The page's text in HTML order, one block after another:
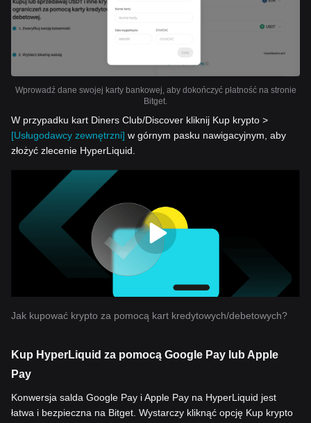
Wprowadź dane swojej karty bankowej, aby dokończyć płatność na stronie
Bitget.
W przypadku kart Diners Club/Discover kliknij Kup krypto >
[Usługodawcy zewnętrzni] w górnym pasku nawigacyjnym, aby
złożyć zlecenie HyperLiquid.
Jak kupować krypto za pomocą kart kredytowych/debetowych?
Kup HyperLiquid za pomocą Google Pay lub Apple
Pay
Konwersja salda Google Pay i Apple Pay na HyperLiquid jest
łatwa i bezpieczna na Bitget. Wystarczy kliknąć opcję Kup krypto